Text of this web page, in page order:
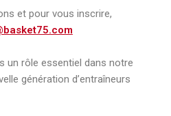
et pour vous inscrire,
un rôle essentiel dans notre
génération d’entraîneurs